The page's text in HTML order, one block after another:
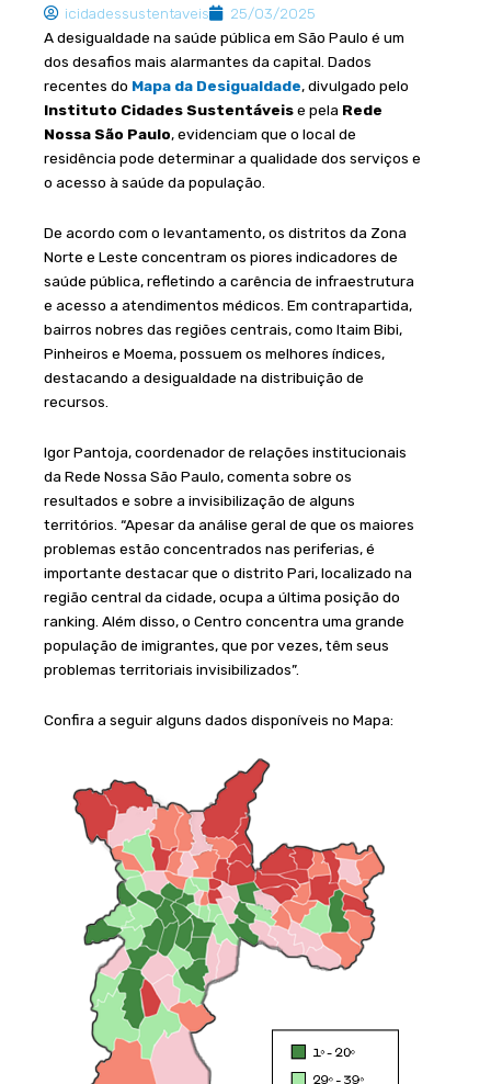
icidadessustentaveis
25/03/2025
A desigualdade na saúde pública em São Paulo é um
dos desafios mais alarmantes da capital. Dados
recentes do Mapa da Desigualdade, divulgado pelo
Instituto Cidades Sustentáveise pela Rede
Nossa São Paulo, evidenciam que o local de
residência pode determinar a qualidade dos serviços e
o acesso à saúde da população.
De acordo com o levantamento, os distritos da Zona
Norte e Leste concentram os piores indicadores de
saúde pública, refletindo a carência de infraestrutura
e acesso a atendimentos médicos. Em contrapartida,
bairros nobres das regiões centrais, como Itaim Bibi,
Pinheiros e Moema, possuem os melhores índices,
destacando a desigualdade na distribuição de
recursos.
Igor Pantoja, coordenador de relações institucionais
da Rede Nossa São Paulo, comenta sobre os
resultados e sobre a invisibilização de alguns
territórios. “Apesar da análise geral de que os maiores
problemas estão concentrados nas periferias, é
importante destacar que o distrito Pari, localizado na
região central da cidade, ocupa a última posição do
ranking. Além disso, o Centro concentra uma grande
população de imigrantes, que por vezes, têm seus
problemas territoriais invisibilizados”.
Confira a seguir alguns dados disponíveis no Mapa: